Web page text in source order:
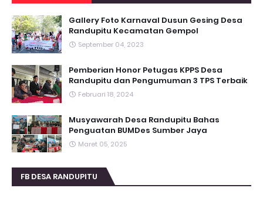
Gallery Foto Karnaval Dusun Gesing Desa
Randupitu Kecamatan Gempol
September 04, 2023
Pemberian Honor Petugas KPPS Desa
Randupitu dan Pengumuman 3 TPS Terbaik
Februari 18, 2024
Musyawarah Desa Randupitu Bahas
Penguatan BUMDes Sumber Jaya
Maret 05, 2025
FB DESA RANDUPITU